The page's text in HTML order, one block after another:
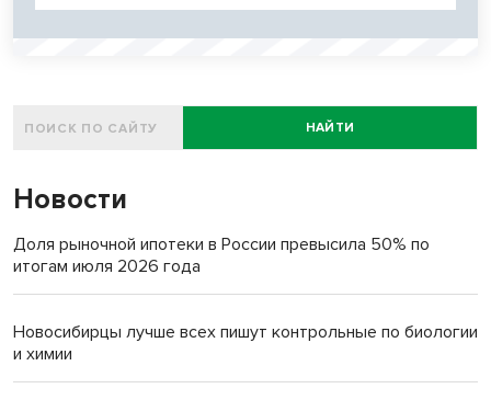
НАЙТИ
Новости
Доля рыночной ипотеки в России превысила 50% по
итогам июля 2026 года
Новосибирцы лучше всех пишут контрольные по биологии
и химии